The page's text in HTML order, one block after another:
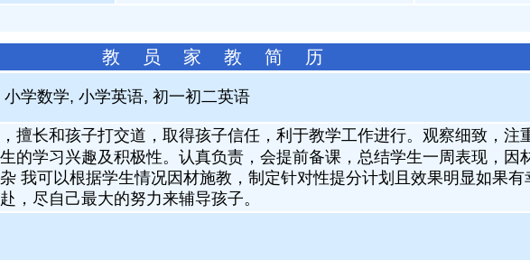
教 员 家 教 简 历
学数学, 小学英语, 初一初二英语
擅长和孩子打交道，取得孩子信任，利于教学工作进行。观察细致，注
的学习兴趣及积极性。认真负责，会提前备课，总结学生一周表现，因
我可以根据学生情况因材施教，制定针对性提分计划且效果明显如果有
，尽自己最大的努力来辅导孩子。